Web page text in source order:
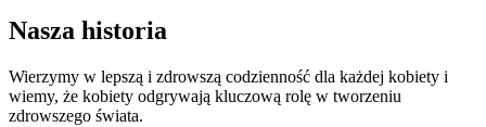
Nasza historia
Wierzymy w lepszą i zdrowszą codzienność dla każdej kobiety i
wiemy, że kobiety odgrywają kluczową rolę w tworzeniu
zdrowszego świata.